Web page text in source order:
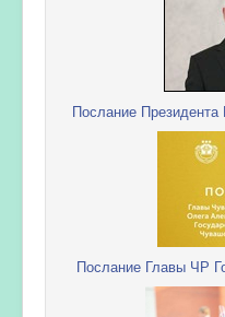
Послание
Послание Главы ЧР